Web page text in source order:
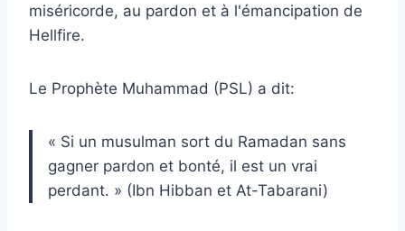
miséricorde, au pardon et à l'émancipation de
Hellfire.
Le Prophète Muhammad (PSL) a dit:
« Si un musulman sort du Ramadan sans
gagner pardon et bonté, il est un vrai
perdant. » (Ibn Hibban et At-Tabarani)